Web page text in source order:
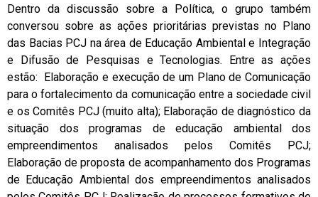
Dentro da discussão sobre a Política, o grupo também
conversou sobre as ações prioritárias previstas no Plano
das Bacias PCJ na área de Educação Ambiental e Integração
e Difusão de Pesquisas e Tecnologias. Entre as ações
estão: Elaboração e execução de um Plano de Comunicação
para o fortalecimento da comunicação entre a sociedade civil
e os Comitês PCJ (muito alta); Elaboração de diagnóstico da
situação dos programas de educação ambiental dos
empreendimentos analisados pelos Comitês PCJ;
Elaboração de proposta de acompanhamento dos Programas
de Educação Ambiental dos empreendimentos analisados